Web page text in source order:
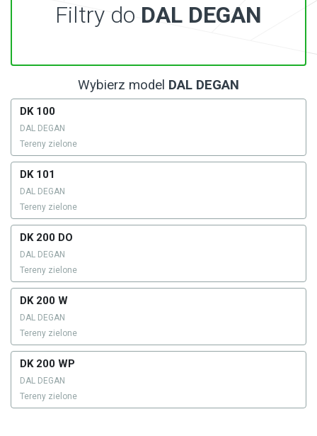
Filtry do DAL DEGAN
Wybierz model DAL DEGAN
DK 100
DAL DEGAN
Tereny zielone
DK 101
DAL DEGAN
Tereny zielone
DK 200 DO
DAL DEGAN
Tereny zielone
DK 200 W
DAL DEGAN
Tereny zielone
DK 200 WP
DAL DEGAN
Tereny zielone